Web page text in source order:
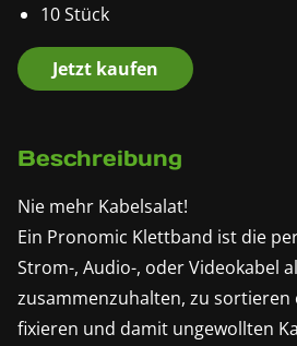
10 Stück
Jetzt kaufen
Beschreibung
Nie mehr Kabelsalat!
Ein Pronomic Klettband ist die
Strom-, Audio-, oder Videokabel
zusammenzuhalten, zu
fixieren und damit ungewollten